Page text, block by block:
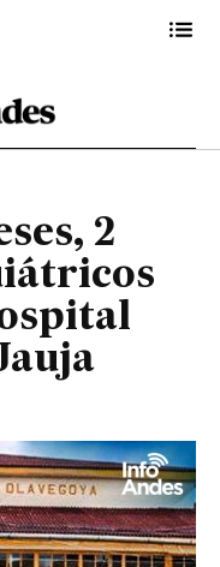
del hospital
2